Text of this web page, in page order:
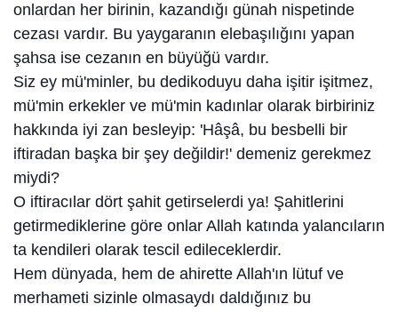
onlardan her birinin, kazandığı günah nispetinde
cezası vardır. Bu yaygaranın elebaşılığını yapan
şahsa ise cezanın en büyüğü vardır.
Siz ey mü'minler, bu dedikoduyu daha işitir işitmez,
mü'min erkekler ve mü'min kadınlar olarak birbiriniz
hakkında iyi zan besleyip: 'Hâşâ, bu besbelli bir
iftiradan başka bir şey değildir!' demeniz gerekmez
miydi?
O iftiracılar dört şahit getirselerdi ya! Şahitlerini
getirmediklerine göre onlar Allah katında yalancıların
ta kendileri olarak tescil edileceklerdir.
Hem dünyada, hem de ahirette Allah'ın lütuf ve
merhameti sizinle olmasaydı daldığınız bu